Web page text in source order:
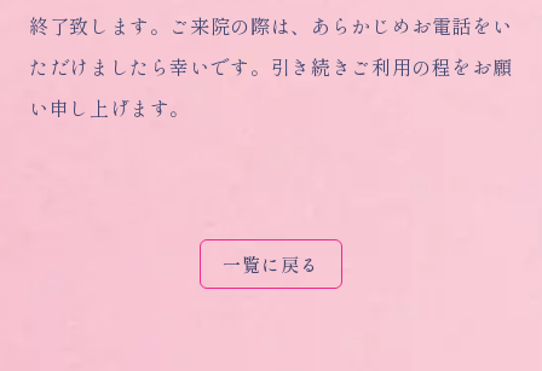
終了致します。ご来院の際は、あらかじめお電話をい
ただけましたら幸いです。引き続きご利用の程をお願
い申し上げます。
一覧に戻る